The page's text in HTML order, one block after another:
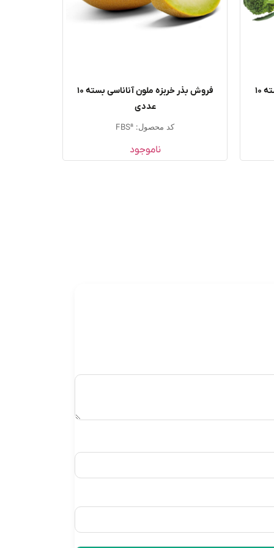
خرید بذر کلم بروکلی آتلانتیس بسته ۱۰
فروش بذر خربزه ملون آناناسی بسته ۱۰
عددی
کد محصول: FBS8
ناموجود